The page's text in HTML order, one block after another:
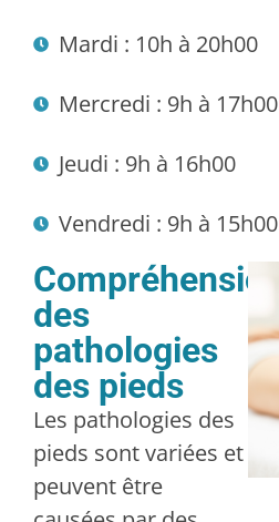
Mardi : 10h à 20h00
Mercredi : 9h à 17h00
Jeudi : 9h à 16h00
Vendredi : 9h à 15h00
Compréhension
des
pathologies
des pieds
Les pathologies des
pieds sont variées et
peuvent être